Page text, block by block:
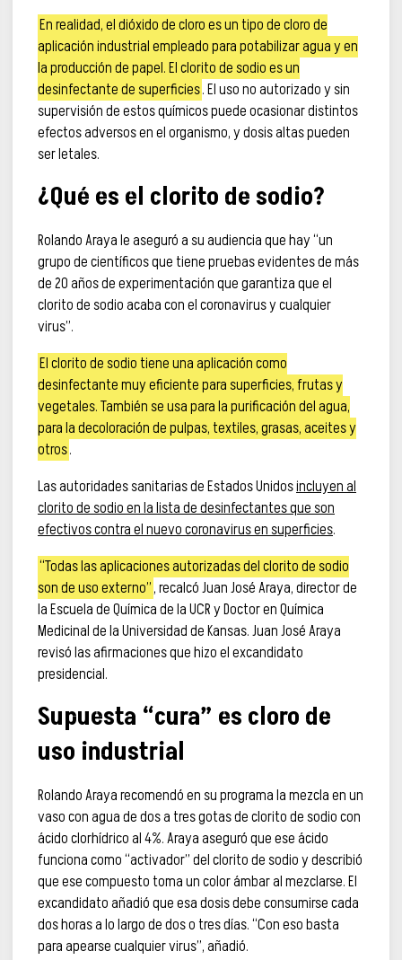
En realidad, el dióxido de cloro es un tipo de cloro de
aplicación industrial empleado para potabilizar agua y en
la producción de papel. El clorito de sodio es un
desinfectante de superficies. El uso no autorizado y sin
supervisión de estos químicos puede ocasionar distintos
efectos adversos en el organismo, y dosis altas pueden
ser letales.
¿Qué es el clorito de sodio?
Rolando Araya le aseguró a su audiencia que hay “un
grupo de científicos que tiene pruebas evidentes de más
de 20 años de experimentación que garantiza que el
clorito de sodio acaba con el coronavirus y cualquier
virus”.
El clorito de sodio tiene una aplicación como
desinfectante muy eficiente para superficies, frutas y
vegetales. También se usa para la purificación del agua,
para la decoloración de pulpas, textiles, grasas, aceites y
otros.
Las autoridades sanitarias de Estados Unidosincluyen al
clorito de sodio en la lista de desinfectantes que son
efectivos contra el nuevo coronavirus en superficies.
“Todas las aplicaciones autorizadas del clorito de sodio
son de uso externo”, recalcó Juan José Araya, director de
la Escuela de Química de la UCR y Doctor en Química
Medicinal de la Universidad de Kansas. Juan José Araya
revisó las afirmaciones que hizo el excandidato
presidencial.
Supuesta “cura” es cloro de
uso industrial
Rolando Araya recomendó en su programa la mezcla en un
vaso con agua de dos a tres gotas de clorito de sodio con
ácido clorhídrico al 4%. Araya aseguró que ese ácido
funciona como “activador” del clorito de sodio y describió
que ese compuesto toma un color ámbar al mezclarse. El
excandidato añadió que esa dosis debe consumirse cada
dos horas a lo largo de dos o tres días. “Con eso basta
para apearse cualquier virus”, añadió.